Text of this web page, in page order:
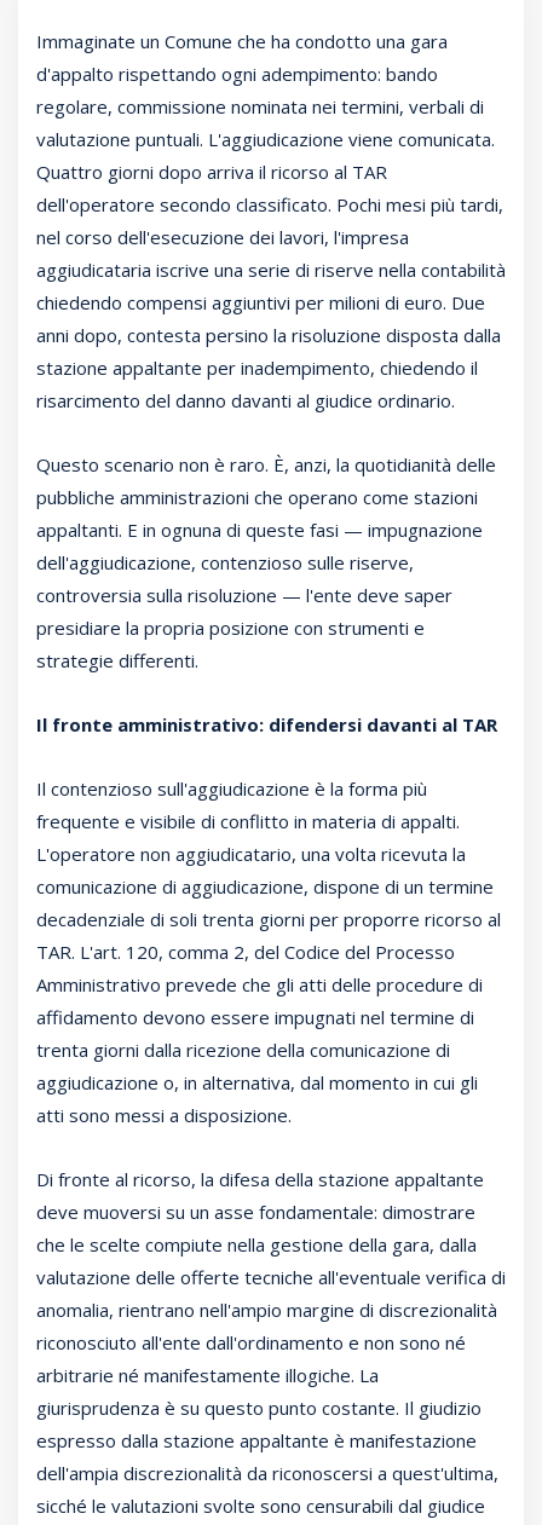
Immaginate un Comune che ha condotto una gara
d'appalto rispettando ogni adempimento: bando
regolare, commissione nominata nei termini, verbali di
valutazione puntuali. L'aggiudicazione viene comunicata.
Quattro giorni dopo arriva il ricorso al TAR
dell'operatore secondo classificato. Pochi mesi più tardi,
nel corso dell'esecuzione dei lavori, l'impresa
aggiudicataria iscrive una serie di riserve nella contabilità
chiedendo compensi aggiuntivi per milioni di euro. Due
anni dopo, contesta persino la risoluzione disposta dalla
stazione appaltante per inadempimento, chiedendo il
risarcimento del danno davanti al giudice ordinario.
Questo scenario non è raro. È, anzi, la quotidianità delle
pubbliche amministrazioni che operano come stazioni
appaltanti. E in ognuna di queste fasi — impugnazione
dell'aggiudicazione, contenzioso sulle riserve,
controversia sulla risoluzione — l'ente deve saper
presidiare la propria posizione con strumenti e
strategie differenti.
Il fronte amministrativo: difendersi davanti al TAR
Il contenzioso sull'aggiudicazione è la forma più
frequente e visibile di conflitto in materia di appalti.
L'operatore non aggiudicatario, una volta ricevuta la
comunicazione di aggiudicazione, dispone di un termine
decadenziale di soli trenta giorni per proporre ricorso al
TAR. L'art. 120, comma 2, del Codice del Processo
Amministrativo prevede che gli atti delle procedure di
affidamento devono essere impugnati nel termine di
trenta giorni dalla ricezione della comunicazione di
aggiudicazione o, in alternativa, dal momento in cui gli
atti sono messi a disposizione.
Di fronte al ricorso, la difesa della stazione appaltante
deve muoversi su un asse fondamentale: dimostrare
che le scelte compiute nella gestione della gara, dalla
valutazione delle offerte tecniche all'eventuale verifica di
anomalia, rientrano nell'ampio margine di discrezionalità
riconosciuto all'ente dall'ordinamento e non sono né
arbitrarie né manifestamente illogiche. La
giurisprudenza è su questo punto costante. Il giudizio
espresso dalla stazione appaltante è manifestazione
dell'ampia discrezionalità da riconoscersi a quest'ultima,
sicché le valutazioni svolte sono censurabili dal giudice